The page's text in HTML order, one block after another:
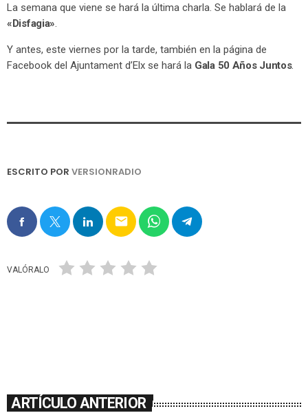
La semana que viene se hará la última charla. Se hablará de la
«Disfagia»
Y antes, este viernes por la tarde, también en la página de
Facebook del Ajuntament d’Elx se hará la Gala 50 Años Juntos.
ESCRITO POR VERSIONRADIO
email
VALÓRALO
ARTÍCULO ANTERIOR